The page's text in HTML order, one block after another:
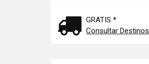
GRATIS *
Consultar Destinos